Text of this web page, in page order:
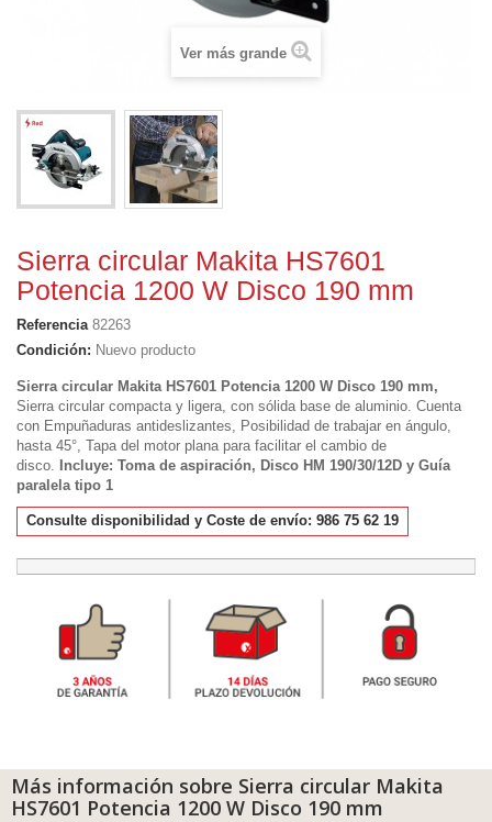
Ver más grande
Sierra circular Makita HS7601
Potencia 1200 W Disco 190 mm
Referencia 82263
Condición: Nuevo producto
Sierra circular Makita HS7601 Potencia 1200 W Disco 190 mm,
Sierra circular compacta y ligera, con sólida base de aluminio. Cuenta
con Empuñaduras antideslizantes, Posibilidad de trabajar en ángulo,
hasta 45°, Tapa del motor plana para facilitar el cambio de
disco.
Incluye: Toma de aspiración, Disco HM 190/30/12D y Guía
paralela tipo 1
Consulte disponibilidad y Coste de envío: 986 75 62 19
Más información sobre Sierra circular Makita
HS7601 Potencia 1200 W Disco 190 mm